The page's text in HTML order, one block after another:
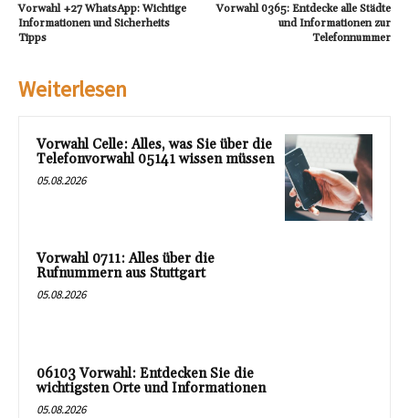
Vorwahl +27 WhatsApp: Wichtige
Informationen und Sicherheits
Tipps
Vorwahl 0365: Entdecke alle Städte
und Informationen zur
Telefonnummer
Weiterlesen
Vorwahl Celle: Alles, was Sie über die
Telefonvorwahl 05141 wissen müssen
05.08.2026
Vorwahl 0711: Alles über die
Rufnummern aus Stuttgart
05.08.2026
06103 Vorwahl: Entdecken Sie die
wichtigsten Orte und Informationen
05.08.2026